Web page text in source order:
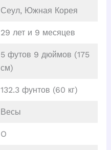
Сеул, Южная Корея
29 лет и 9 месяцев
5 футов 9 дюймов (175
см)
132.3 фунтов (60 кг)
Весы
O